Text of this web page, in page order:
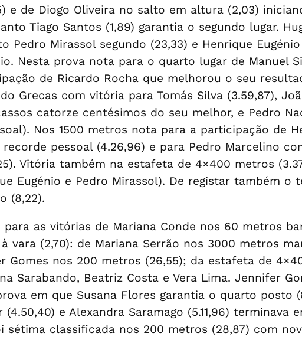
e de Diogo Oliveira no salto em altura (2,03)
Tiago Santos (1,89) garantia o segundo lugar.
Pedro Mirassol segundo (23,33) e Henrique
Nesta prova nota para o quarto lugar de Manuel
de Ricardo Rocha que melhorou o seu
Grecas com vitória para Tomás Silva (3.59,87),
catorze centésimos do seu melhor, e Pedro
Nos 1500 metros nota para a participação de
pessoal (4.26,96) e para Pedro Marcelino
Vitória também na estafeta de 4×400 metros
Eugénio e Pedro Mirassol). De registar também
(8,22).
as vitórias de Mariana Conde nos 60 metros
vara (2,70): de Mariana Serrão nos 3000 metros
Gomes nos 200 metros (26,55); da estafeta de
Sarabando, Beatriz Costa e Vera Lima. Jennifer
em que Susana Flores garantia o quarto posto
e Alexandra Saramago (5.11,96) terminava
sétima classificada nos 200 metros (28,87) com